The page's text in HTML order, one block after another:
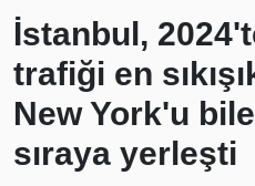
İstanbul,
trafiği en
New York'u
sıraya yerleşti